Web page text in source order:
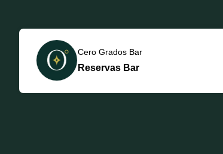
Cero Grados Bar
Reservas Bar